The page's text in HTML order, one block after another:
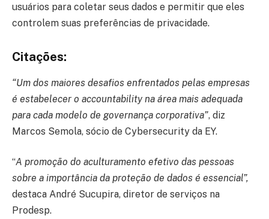
usuários para coletar seus dados e permitir que eles
controlem suas preferências de privacidade.
Citações:
“Um dos maiores desafios enfrentados pelas empresas
é estabelecer o accountability na área mais adequada
para cada modelo de governança corporativa”, diz
Marcos Semola, sócio de Cybersecurity da EY.
“A promoção do aculturamento efetivo das pessoas
sobre a importância da proteção de dados é essencial”,
destaca André Sucupira, diretor de serviços na
Prodesp.